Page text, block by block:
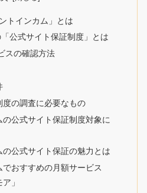
トインカム」とは
公式サイト保証制度」とは
スの確認方法
の調査に必要なもの
公式サイト保証制度対象に
の公式サイト保証の魅力とは
おすすめの月額サービス
」